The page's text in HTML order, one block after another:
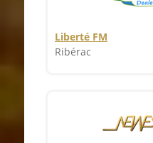
Liberté FM
Ribérac